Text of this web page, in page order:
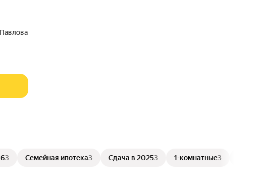
3 Семейная ипотека3 Сдача в 20253 1-комнатные3